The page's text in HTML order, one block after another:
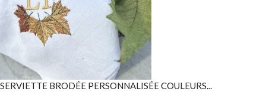
SERVIETTE BRODÉE PERSONNALISÉE COULEURS...